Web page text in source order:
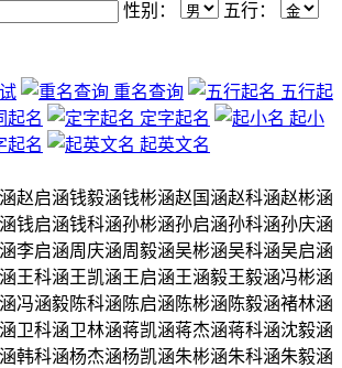
性别： 五行：
重名查询
五行起
起名 定字起名
起小
起名
起英文名
赵启涵钱毅涵钱彬涵赵国涵赵科涵赵彬涵
钱启涵钱科涵孙彬涵孙启涵孙科涵孙庆涵
李启涵周庆涵周毅涵吴彬涵吴科涵吴启涵
王科涵王凯涵王启涵王涵毅王毅涵冯彬涵
冯涵毅陈科涵 陈启涵 陈彬涵 陈毅涵褚林涵
卫科涵卫林涵蒋凯涵蒋杰涵蒋科涵沈毅涵
韩科涵杨杰涵杨凯涵朱彬涵朱科涵朱毅涵